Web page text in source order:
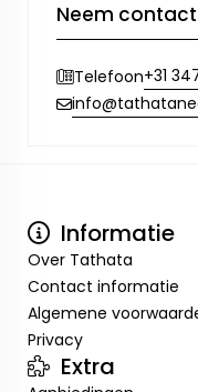
Neem
Telefoon+31
Informatie
Over Tathata
Contact informatie
Algemene
Privacy
Extra